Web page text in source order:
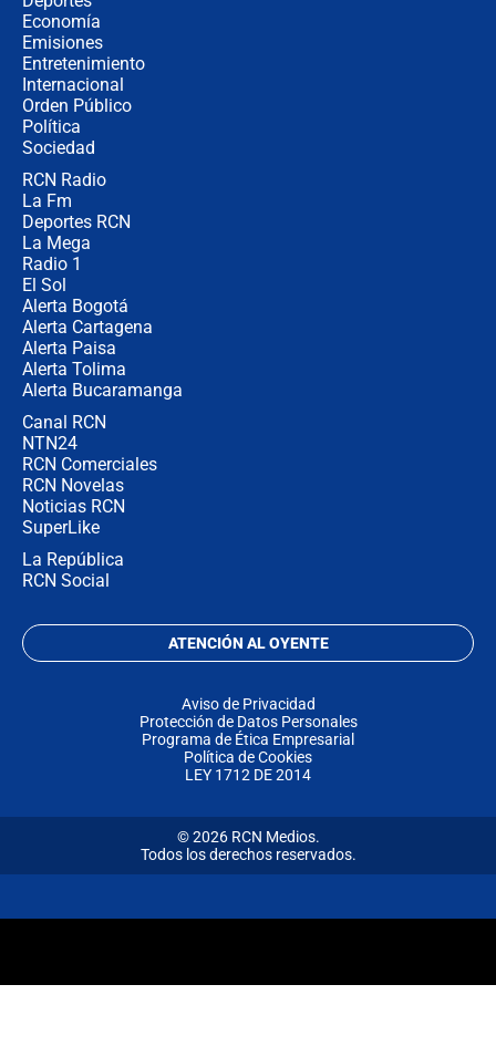
Economía
Emisiones
Entretenimiento
Internacional
Orden Público
Política
Sociedad
RCN Radio
La Fm
Deportes RCN
La Mega
Radio 1
El Sol
Alerta Bogotá
Alerta Cartagena
Alerta Paisa
Alerta Tolima
Alerta Bucaramanga
Canal RCN
NTN24
RCN Comerciales
RCN Novelas
Noticias RCN
SuperLike
La República
RCN Social
ATENCIÓN AL OYENTE
Aviso de Privacidad
Protección de Datos Personales
Programa de Ética Empresarial
Política de Cookies
LEY 1712 DE 2014
© 2026 RCN Medios.
Todos los derechos reservados.